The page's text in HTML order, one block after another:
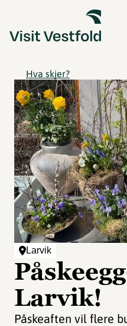
Hva skjer?
Larvik
Larvik!
Påskeaften vil flere